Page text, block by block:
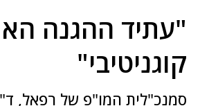
"עתיד ההגנה
קוגניטיבי"